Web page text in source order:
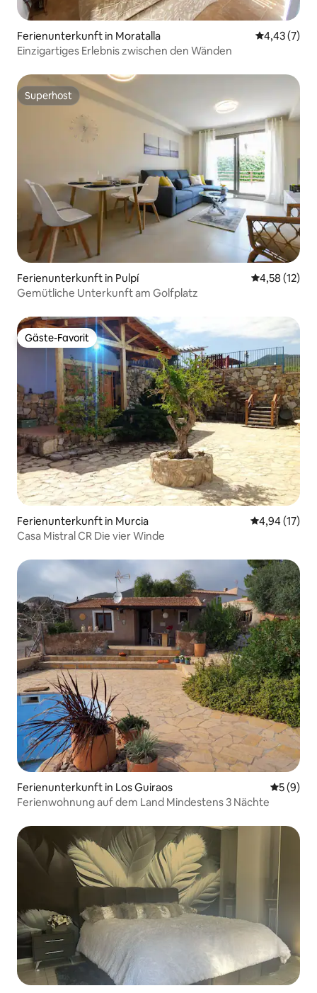
Ferienunterkunft in Moratalla
4,43 (7)
Einzigartiges Erlebnis zwischen den Wänden
Superhost
Superhost
Ferienunterkunft in Pulpí
4,58 (12)
Gemütliche Unterkunft am Golfplatz
Gäste-Favorit
Gäste-Favorit
Ferienunterkunft in Murcia
4,94 (17)
Casa Mistral CR Die vier Winde
Ferienunterkunft in Los Guiraos
5 (9)
Ferienwohnung auf dem Land Mindestens 3 Nächte